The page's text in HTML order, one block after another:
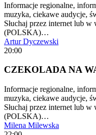
Informacje regionalne,
muzyka, ciekawe audycje,
Słuchaj przez internet lub
(POLSKA)…
Artur Dyczewski
20:00
CZEKOLADA NA
Informacje regionalne,
muzyka, ciekawe audycje,
Słuchaj przez internet lub
(POLSKA)…
Milena Milewska